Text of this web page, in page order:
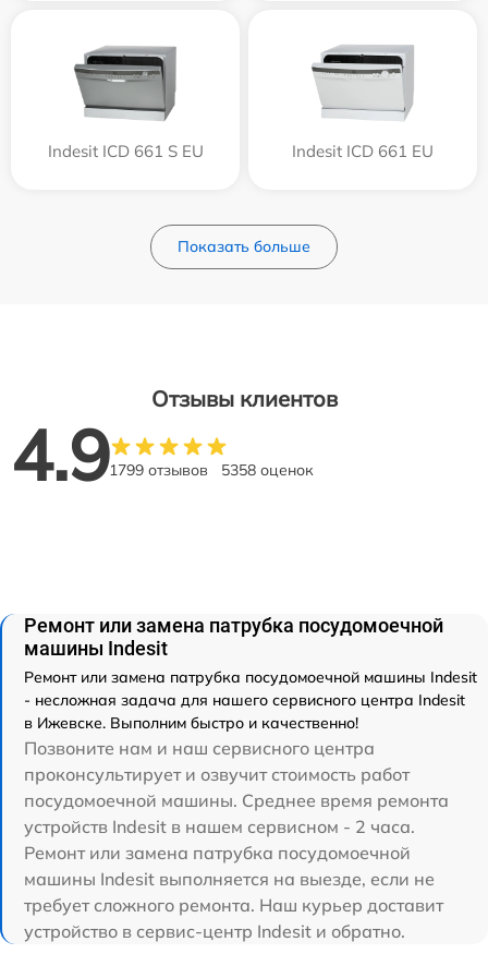
Indesit ICD 661 S EU Indesit ICD 661 EU
Показать больше
Отзывы клиентов
4.91799 отзывов 5358 оценок
Ремонт или замена патрубка посудомоечной
машины Indesit
Ремонт или замена патрубка посудомоечной машины Indesit
- несложная задача для нашего сервисного центра Indesit
в Ижевске. Выполним быстро и качественно!
Позвоните нам и наш сервисного центра
проконсультирует и озвучит стоимость работ
посудомоечной машины. Среднее время ремонта
устройств Indesit в нашем сервисном - 2 часа.
Ремонт или замена патрубка посудомоечной
машины Indesit выполняется на выезде, если не
требует сложного ремонта. Наш курьер доставит
устройство в сервис-центр Indesit и обратно.